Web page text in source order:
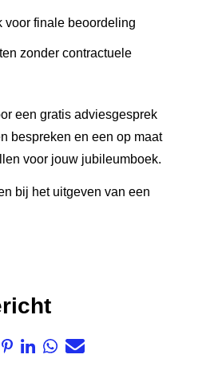
voor finale beoordeling
zonder contractuele
een gratis adviesgesprek
bespreken en een op maat
voor jouw jubileumboek.